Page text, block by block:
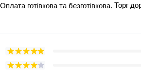
готівкова та безготівкова. Торг